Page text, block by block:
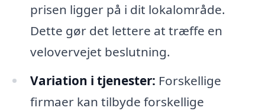
prisen ligger på i dit lokalområde.
Dette gør det lettere at træffe en
velovervejet beslutning.
Variation i tjenester: Forskellige
firmaer kan tilbyde forskellige